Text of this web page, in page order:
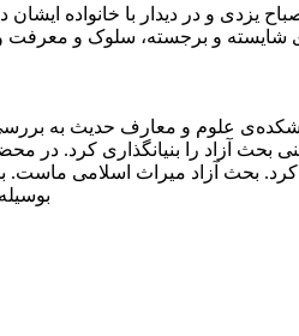
یزدی و در دیدار با خانواده
شایسته و برجسته، سلوک و معرفت و
علوم و معارف حدیث به
بحث آزاد را بنیانگذاری کرد. در
بحث آزاد میراث اسلامی ماست.